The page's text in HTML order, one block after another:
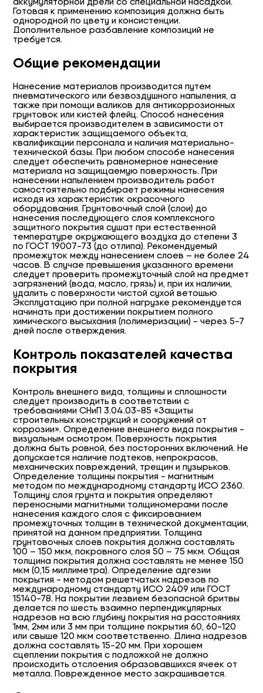
Готовая к применению композиция должна быть
однородной по цвету и консистенции.
Дополнительное разбавление композиций не
требуется.
Общие рекомендации
Нанесение материалов производится путем
пневматического или безвоздушного напыления, а
также при помощи валиков для антикоррозионных
грунтовок или кистей флейц. Способ нанесения
выбирается производителем в зависимости от
характеристик защищаемого объекта,
квалификации персонала и наличия материально-
технической базы. При любом способе нанесения
следует обеспечить равномерное нанесение
материала на защищаемую поверхность. При
нанесении напылением производитель работ
самостоятельно подбирает режимы нанесения
исходя из характеристик окрасочного
оборудования. Грунтовочный слой (слои) до
нанесения последующего слоя комплексного
защитного покрытия сушат при естественной
температуре окружающего воздуха до степени 3
по ГОСТ 19007-73 (до отлипа). Рекомендуемый
промежуток между нанесением слоев – не более 24
часов. В случае превышения указанного времени
следует проверить промежуточный слой на предмет
загрязнений (вода, масло, грязь) и, при их наличии,
удалить с поверхности чистой сухой ветошью
Эксплуатацию при полной нагрузке рекомендуется
начинать при достижении покрытием полного
химического высыхания (полимеризации) - через 5-7
дней после отверждения.
Контроль показателей качества
покрытия
Контроль внешнего вида, толщины и сплошности
следует производить в соответствии с
требованиями СНиП 3.04.03-85 «Защиты
строительных конструкций и сооружений от
коррозии». Определение внешнего вида покрытия -
визуальным осмотром. Поверхность покрытия
должна быть ровной, без посторонних включений. Не
допускается наличие подтеков, непрокрасов,
механических повреждений, трещин и пузырьков.
Определение толщины покрытия - магнитным
методом по международному стандарту ИСО 2360.
Толщину слоя грунта и покрытия определяют
переносными магнитными толщиномерами после
нанесения каждого слоя с фиксированием
промежуточных толщин в технической документации,
принятой на данном предприятии. Толщина
грунтовочных слоев покрытия должна составлять
100 – 150 мкм, покровного слоя 50 – 75 мкм. Общая
толщина покрытия должна составлять не менее 150
мкм (0,15 миллиметра). Определение адгезии
покрытия - методом решетчатых надрезов по
международному стандарту ИСО 2409 или ГОСТ
15140-78. На покрытии лезвием безопасной бритвы
делается по шесть взаимно перпендикулярных
надрезов на всю глубину покрытия на расстояниях
1мм, 2мм или 3 мм при толщине покрытия 60, 60-120
или свыше 120 мкм соответственно. Длина надрезов
должна составлять 15-20 мм. При хорошем
сцеплении покрытия с подложкой не должно
происходить отслоения образовавшихся ячеек от
металла. Поврежденное место закрашивается.